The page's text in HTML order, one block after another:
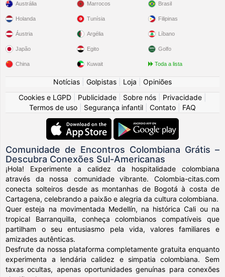
Austrália
Holanda
Áustria
Japão
China
Marrocos
Tunísia
Argélia
Egito
Kuwait
Brasil
Filipinas
Líbano
Golfo
Toda a lista
Notícias Golpistas Loja
Opiniões
Cookies e LGPD
Publicidade Sobre nós Privacidade
Termos de uso
Segurança infantil Contato FAQ
Comunidade de Encontros Colombiana Grátis –
Descubra Conexões Sul-Americanas
¡Hola! Experimente a calidez da hospitalidade colombiana
através da nossa comunidade vibrante. Colombia-citas.com
conecta solteiros desde as montanhas de Bogotá à costa de
Cartagena, celebrando a paixão e alegria da cultura colombiana.
Quer esteja na movimentada Medellín, na histórica Cali ou na
tropical Barranquilla, conheça colombianos compatíveis que
partilham o seu entusiasmo pela vida, valores familiares e
amizades autênticas.
Desfrute da nossa plataforma completamente gratuita enquanto
experimenta a lendária calidez e simpatia colombiana. Sem
taxas ocultas, apenas oportunidades genuínas para conexões